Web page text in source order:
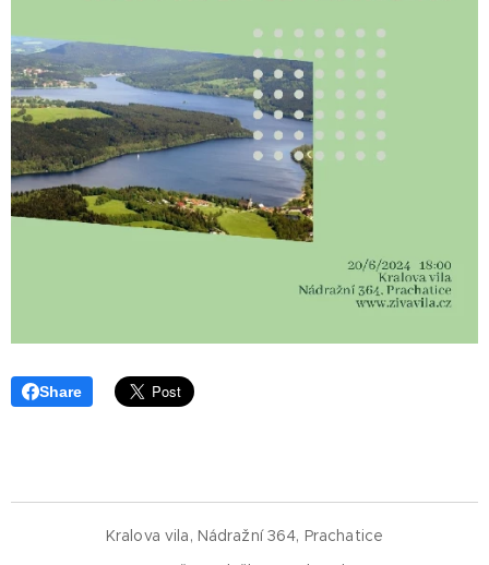
Share
Kralova vila, Nádražní 364, Prachatice